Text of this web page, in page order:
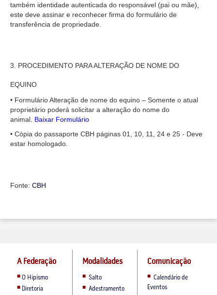
também identidade autenticada do responsável (pai ou mãe),
este deve assinar e reconhecer firma do formulário de
transferência de propriedade.
3. PROCEDIMENTO PARA ALTERAÇÃO DE NOME DO
EQUINO
• Formulário Alteração de nome do equino – Somente o atual
proprietário poderá solicitar a alteração do nome do
animal. Baixar Formulário
• Cópia do passaporte CBH páginas 01, 10, 11, 24 e 25 - Deve
estar homologado.
Fonte: CBH
A Federação
O Hipismo
Diretoria
Modalidades
Salto
Adestramento
Comunicação
Calendário de
Eventos